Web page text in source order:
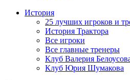
История
25 лучших игроков и
История Трактора
Все игроки
Все главные тренеры
Клуб Валерия
Клуб Юрия Шумакова